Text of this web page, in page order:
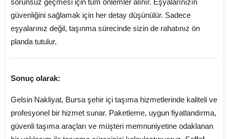
sorunsuz geçmesi için tüm önlemler alınır. Eşyalarınızın
güvenliğini sağlamak için her detay düşünülür. Sadece
eşyalarınız değil, taşınma sürecinde sizin de rahatınız ön
planda tutulur.
Sonuç olarak:
Gelsin Nakliyat, Bursa şehir içi taşıma hizmetlerinde kaliteli ve
profesyonel bir hizmet sunar. Paketleme, uygun fiyatlandırma,
güvenli taşıma araçları ve müşteri memnuniyetine odaklanan